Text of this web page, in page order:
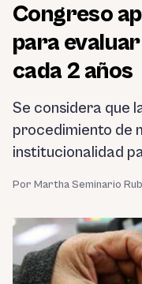
Congreso
para
cada 2 años
Se considera que
procedimiento de
institucionalidad
Por Martha Seminario